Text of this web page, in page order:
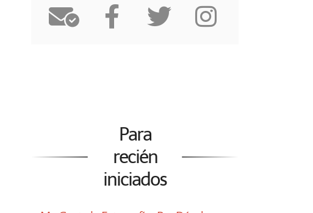
Para
recién
iniciados